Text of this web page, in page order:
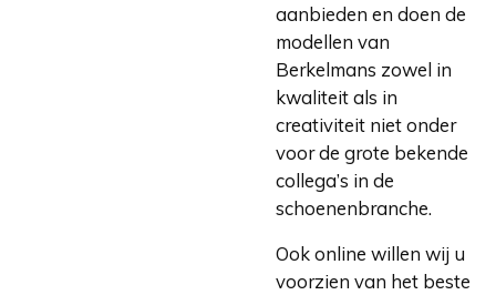
aanbieden en doen de
modellen van
Berkelmans zowel in
kwaliteit als in
creativiteit niet onder
voor de grote bekende
collega’s in de
schoenenbranche.
Ook online willen wij u
voorzien van het beste